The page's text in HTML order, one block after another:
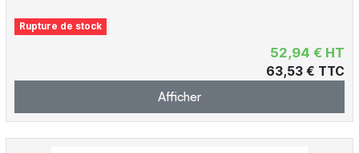
Rupture de stock
52,94 € HT
63,53 € TTC
Afficher